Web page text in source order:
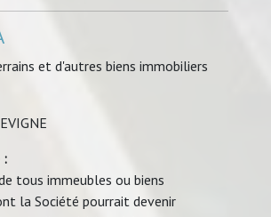
et d'autres biens immobiliers
:
tous immeubles ou biens
la Société pourrait devenir